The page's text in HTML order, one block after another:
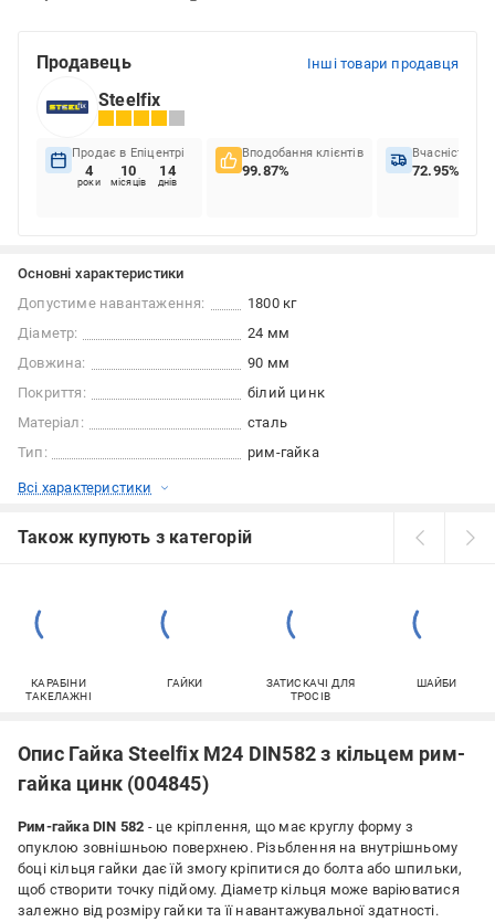
Продавець Інші товари продавця
Steelfix
Продає в Епіцентрі
4
роки
10
місяців
14
днів
Вподобання клієнтів
99.87%
Вчасність
72.95%
Основні характеристики
Допустиме навантаження:
1800 кг
Діаметр:
24 мм
Довжина:
90 мм
Покриття:
білий цинк
Матеріал:
сталь
Тип:
рим-гайка
Всі характеристики
Також купують з категорій
КАРАБІНИ
ТАКЕЛАЖНІ
ГАЙКИ
ЗАТИСКАЧІ ДЛЯ
ТРОСІВ
ШАЙБИ
Опис Гайка Steelfix М24 DIN582 з кільцем рим-
гайка цинк (004845)
Рим-гайка DIN 582 - це кріплення, що має круглу форму з
опуклою зовнішньою поверхнею. Різьблення на внутрішньому
боці кільця гайки дає їй змогу кріпитися до болта або шпильки,
щоб створити точку підйому. Діаметр кільця може варіюватися
залежно від розміру гайки та її навантажувальної здатності.